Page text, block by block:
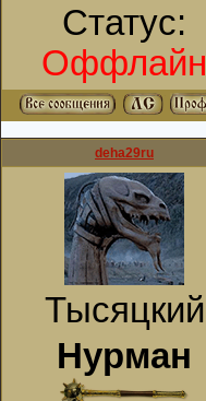
Статус:
Оффлайн
deha29ru
Тысяцкий
Нурман